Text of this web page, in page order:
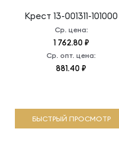
Крест 13-001311-101000
Ср. цена:
1 762.80 ₽
Ср. опт. цена:
881.40 ₽
БЫСТРЫЙ ПРОСМОТР